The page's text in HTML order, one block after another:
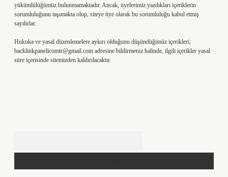
yükümlülüğümüz bulunmamaktadır. Ancak, üyelerimiz yazdıkları içeriklerin
sorumluluğunu taşımakta olup, siteye üye olarak bu sorumluluğu kabul etmiş
sayılırlar.
Hukuka ve yasal düzenlemelere aykırı olduğunu düşündüğünüz içerikleri,
backlinkpanelicomtr@gmail.com adresine bildirmeniz halinde, ilgili içerikler yasal
süre içerisinde sitemizden kaldırılacaktır.